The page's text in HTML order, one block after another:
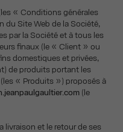
« Conditions générales
du Site Web de la Société,
par la Société et à tous les
finaux (le « Client » ou
domestiques et privées,
de produits portant les
« Produits ») proposés à
(le
livraison et le retour de ses